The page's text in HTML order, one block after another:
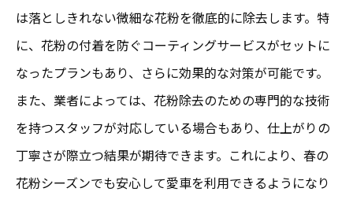
は落としきれない微細な花粉を徹底的に除去します。特
に、花粉の付着を防ぐコーティングサービスがセットに
なったプランもあり、さらに効果的な対策が可能です。
また、業者によっては、花粉除去のための専門的な技術
を持つスタッフが対応している場合もあり、仕上がりの
丁寧さが際立つ結果が期待できます。これにより、春の
花粉シーズンでも安心して愛車を利用できるようになり